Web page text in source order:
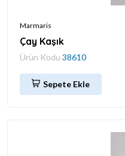
Marmaris
Çay Kaşık
Ürün Kodu 38610
Sepete Ekle